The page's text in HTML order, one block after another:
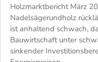
Holzmarktbericht März
Nadelsägerundholz
ist anhaltend schwach,
Bauwirtschaft unter
sinkender